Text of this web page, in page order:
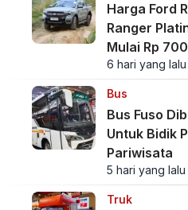
Artikel Terpopuler
Bus
Mitsubishi
Baru Bus
Panjang
6 hari yang lalu
Pikap
Harga Ford
Ranger
Mulai Rp 700